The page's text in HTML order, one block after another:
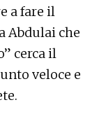
a fare il
Abdulai che
cerca il
veloce e